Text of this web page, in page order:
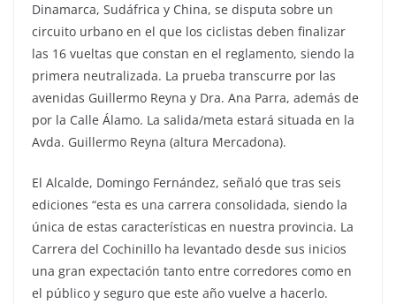
Dinamarca, Sudáfrica y China, se disputa sobre un
circuito urbano en el que los ciclistas deben finalizar
las 16 vueltas que constan en el reglamento, siendo la
primera neutralizada. La prueba transcurre por las
avenidas Guillermo Reyna y Dra. Ana Parra, además de
por la Calle Álamo. La salida/meta estará situada en la
Avda. Guillermo Reyna (altura Mercadona).
El Alcalde, Domingo Fernández, señaló que tras seis
ediciones “esta es una carrera consolidada, siendo la
única de estas características en nuestra provincia. La
Carrera del Cochinillo ha levantado desde sus inicios
una gran expectación tanto entre corredores como en
el público y seguro que este año vuelve a hacerlo.